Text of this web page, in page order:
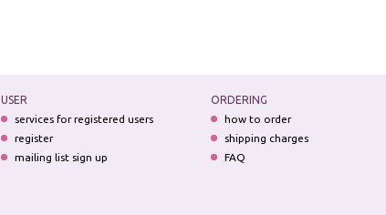
USER
services for registered users
register
mailing list sign up
ORDERING
how to order
shipping charges
FAQ